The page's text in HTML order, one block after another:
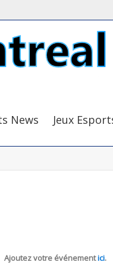
News Jeux
Ajoutez votre événementici.